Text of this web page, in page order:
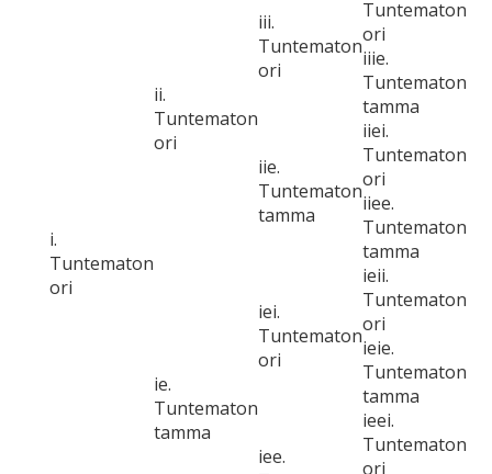
i.
Tuntematon
ori
ii.
Tuntematon
ori
iii.
Tuntematon
ori
Tuntematon
ori
iiie.
Tuntematon
tamma
iie.
Tuntematon
tamma
iiei.
Tuntematon
ori
iiee.
Tuntematon
tamma
ie.
Tuntematon
tamma
iei.
Tuntematon
ori
ieii.
Tuntematon
ori
ieie.
Tuntematon
tamma
iee.
ieei.
Tuntematon
ori